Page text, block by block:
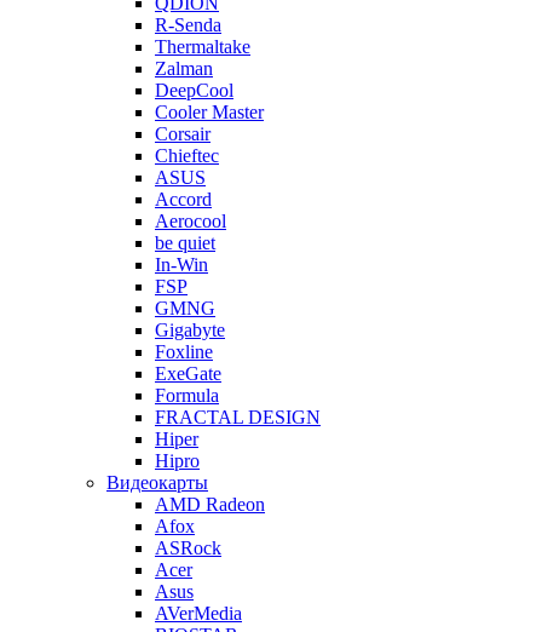
R-Senda
Thermaltake
Zalman
DeepCool
Cooler Master
Corsair
Chieftec
ASUS
Accord
Aerocool
be quiet
In-Win
FSP
GMNG
Gigabyte
Foxline
ExeGate
Formula
FRACTAL DESIGN
Hiper
Hipro
Видеокарты
AMD Radeon
Afox
ASRock
Acer
Asus
AVerMedia